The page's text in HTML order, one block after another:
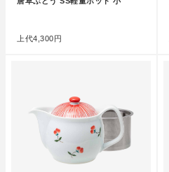
上代4,300円